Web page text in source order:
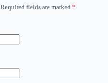
Required fields are marked *